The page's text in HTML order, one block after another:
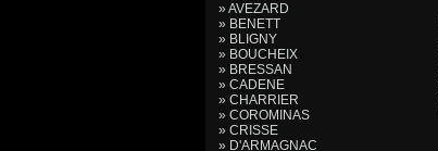
» AVEZARD
» BENETT
» BLIGNY
» BOUCHEIX
» BRESSAN
» CADENE
» CHARRIER
» COROMINAS
» CRISSE
» D'ARMAGNAC